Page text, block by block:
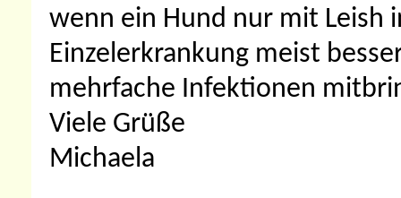
wenn ein Hund nur mit Leish
Einzelerkrankung meist
mehrfache Infektionen
Viele Grüße
Michaela